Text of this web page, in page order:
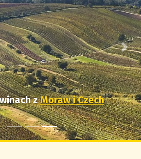
zMoraw i Czech
Další